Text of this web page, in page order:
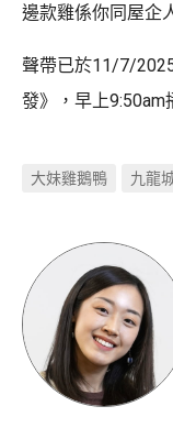
邊款雞係你同屋企
聲帶已於11/7/
發》，早上9:50am
大妹雞鵝鴨 九龍